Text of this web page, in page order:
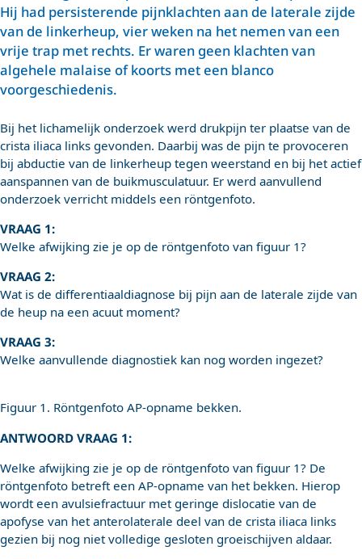
Hij had persisterende pijnklachten aan de laterale zijde
van de linkerheup, vier weken na het nemen van een
vrije trap met rechts. Er waren geen klachten van
algehele malaise of koorts met een blanco
voorgeschiedenis.
Bij het lichamelijk onderzoek werd drukpijn ter plaatse van de
crista iliaca links gevonden. Daarbij was de pijn te provoceren
bij abductie van de linkerheup tegen weerstand en bij het actief
aanspannen van de buikmusculatuur. Er werd aanvullend
onderzoek verricht middels een röntgenfoto.
VRAAG 1:
Welke afwijking zie je op de röntgenfoto van figuur 1?
VRAAG 2:
Wat is de differentiaaldiagnose bij pijn aan de laterale zijde van
de heup na een acuut moment?
VRAAG 3:
Welke aanvullende diagnostiek kan nog worden ingezet?
Figuur 1. Röntgenfoto AP-opname bekken.
ANTWOORD VRAAG 1:
Welke afwijking zie je op de röntgenfoto van figuur 1? De
röntgenfoto betreft een AP-opname van het bekken. Hierop
wordt een avulsiefractuur met geringe dislocatie van de
apofyse van het anterolaterale deel van de crista iliaca links
gezien bij nog niet volledige gesloten groeischijven aldaar.